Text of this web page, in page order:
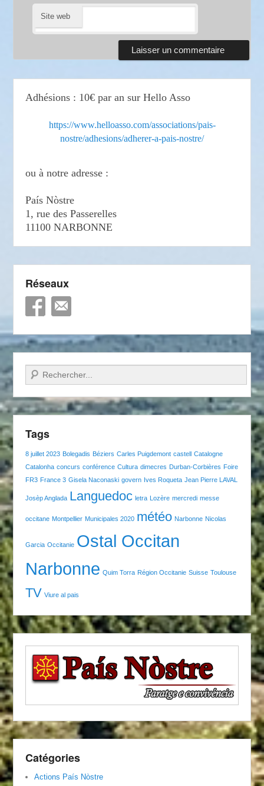
Site web
Adhésions : 10€ par an sur Hello Asso
https://www.helloasso.com/associations/pais-
nostre/adhesions/adherer-a-pais-nostre/
ou à notre adresse :
País Nòstre
1, rue des Passerelles
11100 NARBONNE
Réseaux
Recherche
Tags
8 juillet 2023 Bolegadis Béziers Carles Puigdemont castell Catalogne
Catalonha concurs conférence Cultura dimecres Durban-Corbières Foire
FR3 France 3 Gisela Naconaski govern Ives Roqueta Jean Pierre LAVAL
Josèp Anglada Languedoc letra Lozère mercredi messe
occitane Montpellier Municipales 2020 météo Narbonne Nicolas
Garcia Occitanie Ostal Occitan
Narbonne Quim Torra Région Occitanie Suisse Toulouse
TV Viure al pais
Catégories
Actions País Nòstre